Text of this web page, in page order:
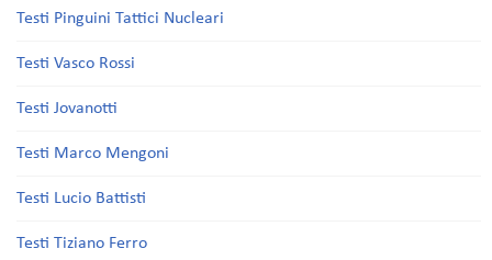
Testi Pinguini Tattici Nucleari
Testi Vasco Rossi
Testi Jovanotti
Testi Marco Mengoni
Testi Lucio Battisti
Testi Tiziano Ferro